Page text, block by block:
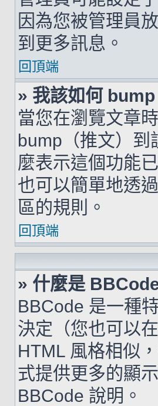
因為您被管理員
到更多訊息。
回頂端
» 我該如何
當您在瀏覽文章
bump（推文）到
麼表示這個功能
也可以簡單地透
區的規則。
回頂端
» 什麼是
BBCode 是一種
決定（您也可以
HTML 風格相似
式提供更多的顯
BBCode 說明。